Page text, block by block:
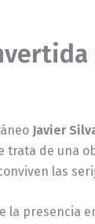
Javier
trata de una
las
la presencia